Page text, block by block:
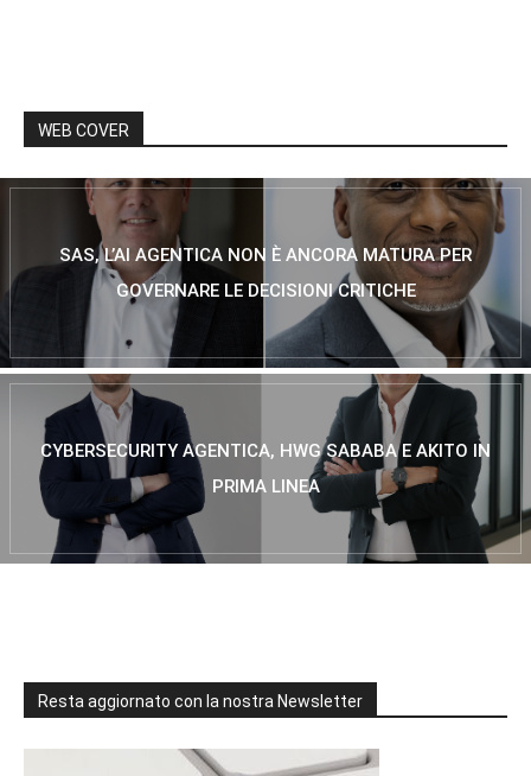
WEB COVER
SAS, L’AI AGENTICA NON È ANCORA MATURA PER
GOVERNARE LE DECISIONI CRITICHE
CYBERSECURITY AGENTICA, HWG SABABA E AKITO IN
PRIMA LINEA
Resta aggiornato con la nostra Newsletter